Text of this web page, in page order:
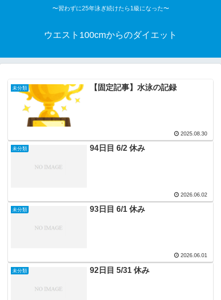
〜習わずに25年泳ぎ続けたら1級になった〜
ウエスト100cmからのダイエット
未分類 【固定記事】水泳の記録
2025.08.30
未分類 94日目 6/2 休み
2026.06.02
未分類 93日目 6/1 休み
2026.06.01
未分類 92日目 5/31 休み